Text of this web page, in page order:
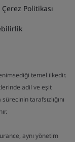
Çerez Politikası
temel ilkedir.
adil ve eşit
tarafsızlığını
aynı yönetim